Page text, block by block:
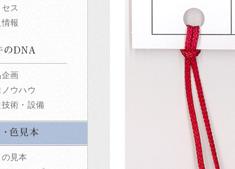
ス
報
画
ウハウ
術・設備
見本